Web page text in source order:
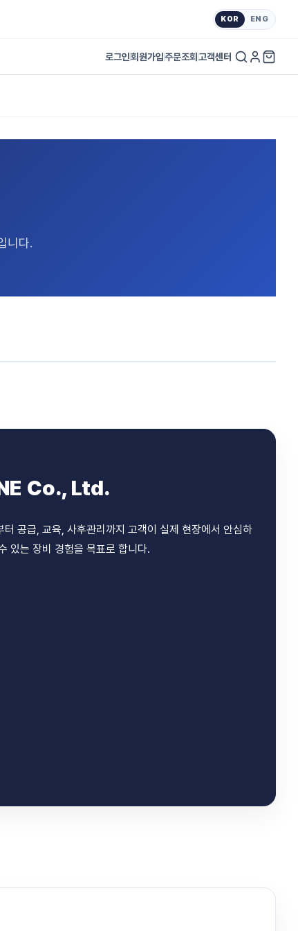
KOR ENG
로그인회원가입주문조회고객센터
니다.
Co., Ltd.
터 공급, 교육, 사후관리까지 고객이 실제 현장에서 안심하
있는 장비 경험을 목표로 합니다.